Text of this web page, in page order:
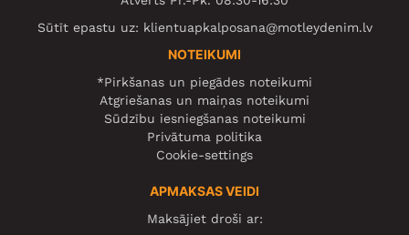
Sūtīt epastu uz: klientuapkalposana@motleydenim.lv
NOTEIKUMI
*Pirkšanas un piegādes noteikumi
Atgriešanas un maiņas noteikumi
Sūdzību iesniegšanas noteikumi
Privātuma politika
Cookie-settings
APMAKSAS VEIDI
Maksājiet droši ar: